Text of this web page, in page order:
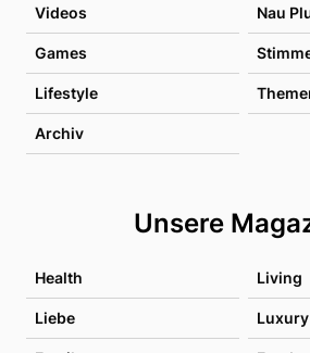
Videos Nau
Games
Lifestyle
Archiv
Unsere
Health Living
Liebe Luxury